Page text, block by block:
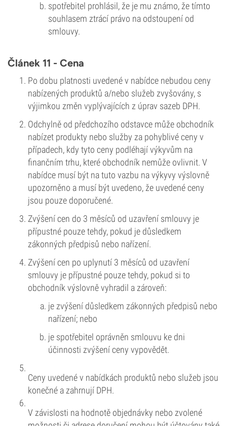
spotřebitel prohlásil, že je mu známo, že tímto
souhlasem ztrácí právo na odstoupení od
smlouvy.
Článek 11 - Cena
Po dobu platnosti uvedené v nabídce nebudou ceny
nabízených produktů a/nebo služeb zvyšovány, s
výjimkou změn vyplývajících z úprav sazeb DPH.
Odchylně od předchozího odstavce může obchodník
nabízet produkty nebo služby za pohyblivé ceny v
případech, kdy tyto ceny podléhají výkyvům na
finančním trhu, které obchodník nemůže ovlivnit. V
nabídce musí být na tuto vazbu na výkyvy výslovně
upozorněno a musí být uvedeno, že uvedené ceny
jsou pouze doporučené.
Zvýšení cen do 3 měsíců od uzavření smlouvy je
přípustné pouze tehdy, pokud je důsledkem
zákonných předpisů nebo nařízení.
Zvýšení cen po uplynutí 3 měsíců od uzavření
smlouvy je přípustné pouze tehdy, pokud si to
obchodník výslovně vyhradil a zároveň:
je zvýšení důsledkem zákonných předpisů nebo
nařízení; nebo
je spotřebitel oprávněn smlouvu ke dni
účinnosti zvýšení ceny vypovědět.
Ceny uvedené v nabídkách produktů nebo služeb jsou
konečné a zahrnují DPH.
V závislosti na hodnotě objednávky nebo zvolené